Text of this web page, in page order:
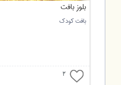
بلوز بافت
بافت کودک
2